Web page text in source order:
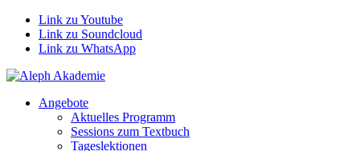
Link zu Youtube
Link zu Soundcloud
Link zu WhatsApp
Angebote
Aktuelles Programm
Sessions zum Textbuch
Tageslektionen